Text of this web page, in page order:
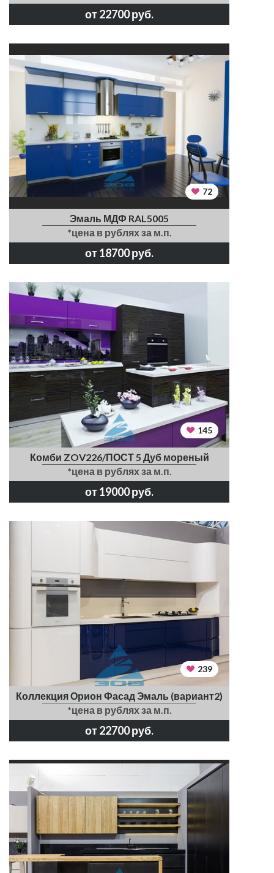
от 22700 руб.
72
Эмаль МДФ RAL5005
*цена в рублях за м.п.
от 18700 руб.
145
Комби ZOV226/ПОСТ 5 Дуб мореный
*цена в рублях за м.п.
от 19000 руб.
239
Коллекция Орион Фасад Эмаль (вариант2)
*цена в рублях за м.п.
от 22700 руб.